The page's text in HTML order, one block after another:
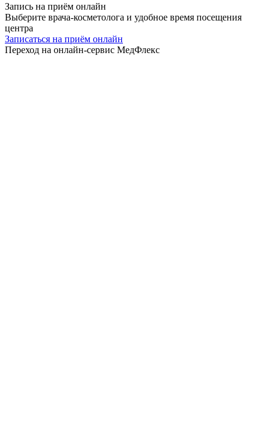
Запись на приём онлайн
Выберите врача-косметолога и удобное время посещения
центра
Записаться на приём онлайн
Переход на онлайн-сервис МедФлекс